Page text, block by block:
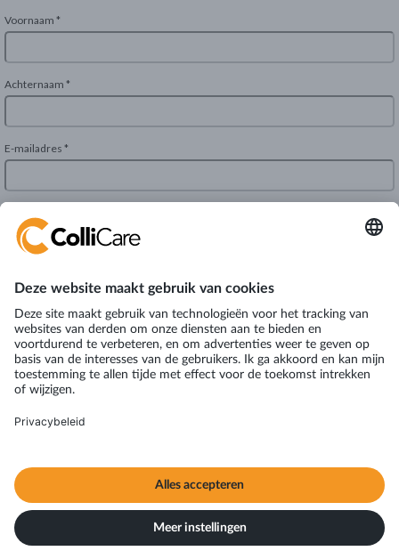
Manchesterweg 101
9744 TS Groningen
The Netherlands
Terms & Conditions
Alle rechten voorbehouden © ColliCare Logistics Nederland
2026